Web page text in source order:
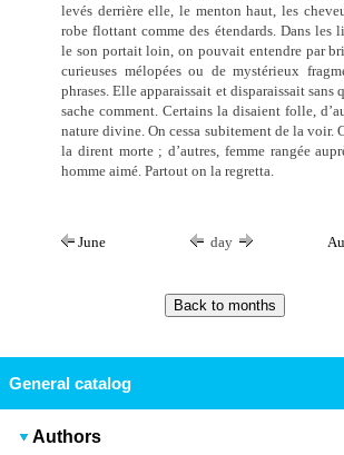
levés derrière elle, le menton haut, les
robe flottant comme des étendards. Dans les
le son portait loin, on pouvait entendre par
curieuses mélopées ou de mystérieux
phrases. Elle apparaissait et disparaissait sans
sache comment. Certains la disaient folle,
nature divine. On cessa subitement de la voir.
la dirent morte ; d’autres, femme rangée
homme aimé. Partout on la regretta.
June day
General catalog
Authors